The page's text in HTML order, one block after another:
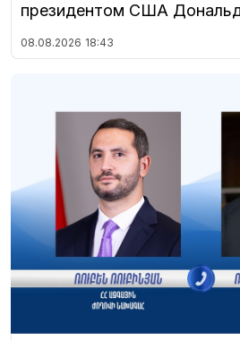
президентом США
08.08.2026 18:43